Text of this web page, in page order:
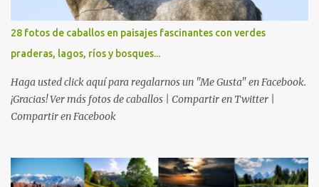
28 fotos de caballos en paisajes fascinantes con verdes
praderas, lagos, ríos y bosques...
Haga usted click aquí para regalarnos un "Me Gusta" en Facebook.
¡Gracias! Ver más fotos de caballos | Compartir en Twitter |
Compartir en Facebook